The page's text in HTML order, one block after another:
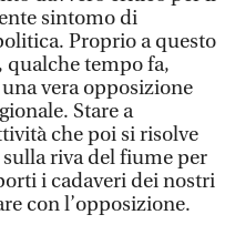
sintomo di
Proprio a questo
tempo fa,
vera opposizione
Stare a
che poi si risolve
riva del fiume per
i cadaveri dei nostri
con l’opposizione.